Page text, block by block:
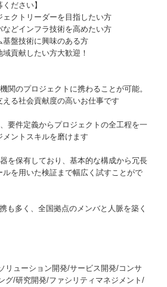
ださい】
ェクトリーダーを目指したい方
などインフラ技術を高めたい方
基盤技術に興味のある方
貢献したい方大歓迎！
関のプロジェクトに携わることが可能。
る社会貢献度の高いお仕事です
要件定義からプロジェクトの全工程を一
ントスキルを磨けます
を保有しており、基本的な構成から冗長
を用いた検証まで幅広く試すことがで
も多く、全国拠点のメンバと人脈を築く
リューション開発/サービス開発/コンサ
グ/研究開発/ファシリティマネジメント/